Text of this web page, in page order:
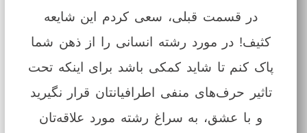
در قسمت قبلی، سعی کردم این شایعه
کثیف! در مورد رشته انسانی را از ذهن شما
پاک کنم تا شاید کمکی باشد برای اینکه تحت
تاثیر حرف‌های منفی اطرافیانتان قرار نگیرید
و با عشق، به سراغ رشته مورد علاقه‌تان